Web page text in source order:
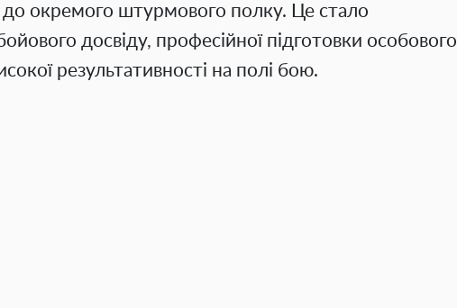
до окремого штурмового полку. Це стало
досвіду, професійної підготовки особового
результативності на полі бою.